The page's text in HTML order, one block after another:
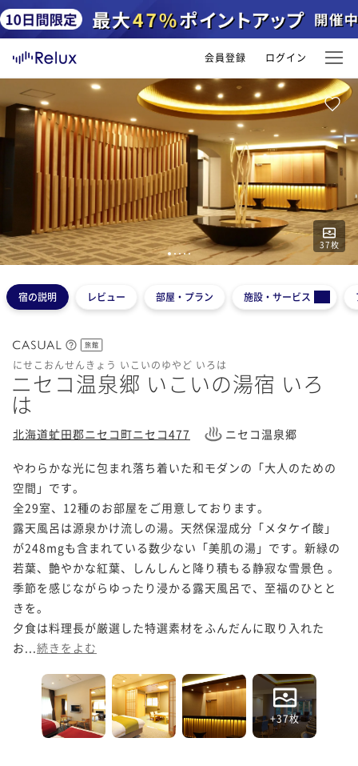
会員登録 ログイン
37枚
1 2345
宿の説明 レビュー 部屋・プラン 施設・サービス
旅館
にせこおんせんきょう いこいのゆやど いろは
ニセコ温泉郷 いこいの湯宿 いろ
は
北海道虻田郡ニセコ町ニセコ477 ニセコ温泉郷
やわらかな光に包まれ落ち着いた和モダンの「大人のための
空間」です。
全29室、12種のお部屋をご用意しております。
露天風呂は源泉かけ流しの湯。天然保湿成分「メタケイ酸」
が248mgも含まれている数少ない「美肌の湯」です。新緑の
若葉、艶やかな紅葉、しんしんと降り積もる静寂な雪景色 。
季節を感じながらゆったり浸かる露天風呂で、至福のひとと
きを。
夕食は料理長が厳選した特選素材をふんだんに取り入れた
お... 続きをよむ
+37枚